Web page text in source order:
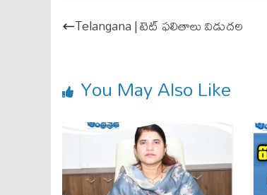
ok A
Telangana | టెట్ ఫలితాలు విడుదల
You May Also Like